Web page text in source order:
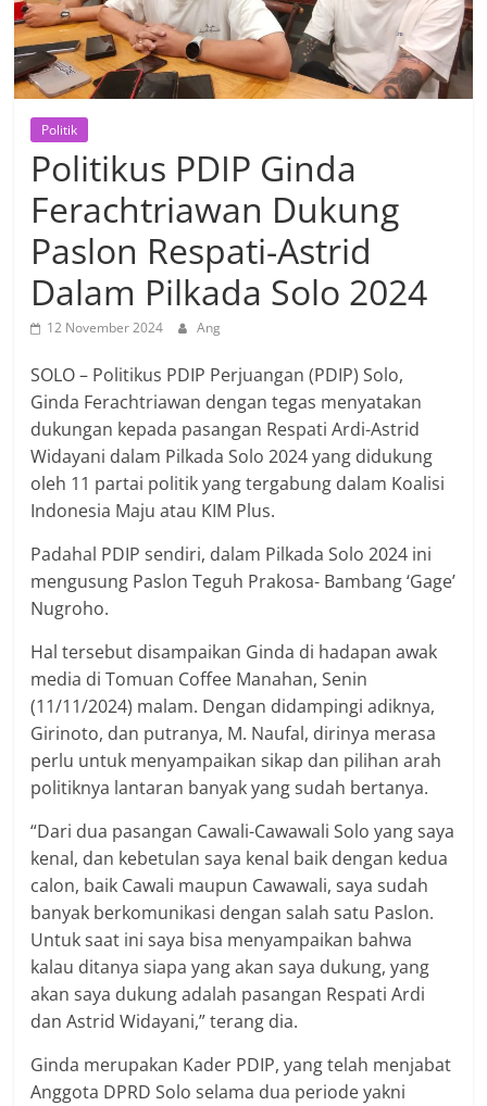
Politik
Politikus PDIP Ginda
Ferachtriawan Dukung
Paslon Respati-Astrid
Dalam Pilkada Solo 2024
12 November 2024 Ang
SOLO – Politikus PDIP Perjuangan (PDIP) Solo,
Ginda Ferachtriawan dengan tegas menyatakan
dukungan kepada pasangan Respati Ardi-Astrid
Widayani dalam Pilkada Solo 2024 yang didukung
oleh 11 partai politik yang tergabung dalam Koalisi
Indonesia Maju atau KIM Plus.
Padahal PDIP sendiri, dalam Pilkada Solo 2024 ini
mengusung Paslon Teguh Prakosa- Bambang ‘Gage’
Nugroho.
Hal tersebut disampaikan Ginda di hadapan awak
media di Tomuan Coffee Manahan, Senin
(11/11/2024) malam. Dengan didampingi adiknya,
Girinoto, dan putranya, M. Naufal, dirinya merasa
perlu untuk menyampaikan sikap dan pilihan arah
politiknya lantaran banyak yang sudah bertanya.
“Dari dua pasangan Cawali-Cawawali Solo yang saya
kenal, dan kebetulan saya kenal baik dengan kedua
calon, baik Cawali maupun Cawawali, saya sudah
banyak berkomunikasi dengan salah satu Paslon.
Untuk saat ini saya bisa menyampaikan bahwa
kalau ditanya siapa yang akan saya dukung, yang
akan saya dukung adalah pasangan Respati Ardi
dan Astrid Widayani,” terang dia.
Ginda merupakan Kader PDIP, yang telah menjabat
Anggota DPRD Solo selama dua periode yakni